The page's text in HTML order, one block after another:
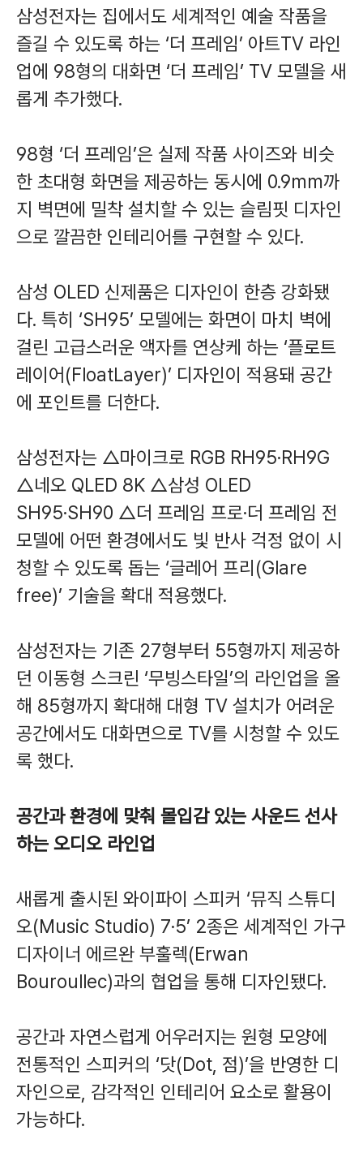
삼성전자는 집에서도 세계적인 예술 작품을
즐길 수 있도록 하는 ‘더 프레임’ 아트TV 라인
업에 98형의 대화면 ‘더 프레임’ TV 모델을 새
롭게 추가했다.
98형 ‘더 프레임’은 실제 작품 사이즈와 비슷
한 초대형 화면을 제공하는 동시에 0.9mm까
지 벽면에 밀착 설치할 수 있는 슬림핏 디자인
으로 깔끔한 인테리어를 구현할 수 있다.
삼성 OLED 신제품은 디자인이 한층 강화됐
다. 특히 ‘SH95’ 모델에는 화면이 마치 벽에
걸린 고급스러운 액자를 연상케 하는 ‘플로트
레이어(FloatLayer)’ 디자인이 적용돼 공간
에 포인트를 더한다.
삼성전자는 △마이크로 RGB RH95·RH9G
△네오 QLED 8K △삼성 OLED
SH95·SH90 △더 프레임 프로·더 프레임 전
모델에 어떤 환경에서도 빛 반사 걱정 없이 시
청할 수 있도록 돕는 ‘글레어 프리(Glare
free)’ 기술을 확대 적용했다.
삼성전자는 기존 27형부터 55형까지 제공하
던 이동형 스크린 ‘무빙스타일’의 라인업을 올
해 85형까지 확대해 대형 TV 설치가 어려운
공간에서도 대화면으로 TV를 시청할 수 있도
록 했다.
공간과 환경에 맞춰 몰입감 있는 사운드 선사
하는 오디오 라인업
새롭게 출시된 와이파이 스피커 ‘뮤직 스튜디
오(Music Studio) 7·5’ 2종은 세계적인 가구
디자이너 에르완 부훌렉(Erwan
Bouroullec)과의 협업을 통해 디자인됐다.
공간과 자연스럽게 어우러지는 원형 모양에
전통적인 스피커의 ‘닷(Dot, 점)’을 반영한 디
자인으로, 감각적인 인테리어 요소로 활용이
가능하다.